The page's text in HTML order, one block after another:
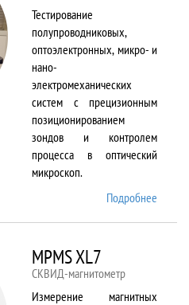
Тестирование
полупроводниковых,
оптоэлектронных, микро- и
нано-
электромеханических
систем с прецизионным
позиционированием
зондов и контролем
процесса в оптический
микроскоп.
Подробнее
MPMS XL7
СКВИД-магнитометр
Измерение магнитных